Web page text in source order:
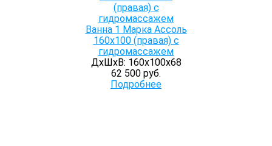
Ванна 1 Марка Ассоль
160х100 (правая) с
гидромассажем
ДхШхВ: 160х100х68
62 500 руб.
Подробнее